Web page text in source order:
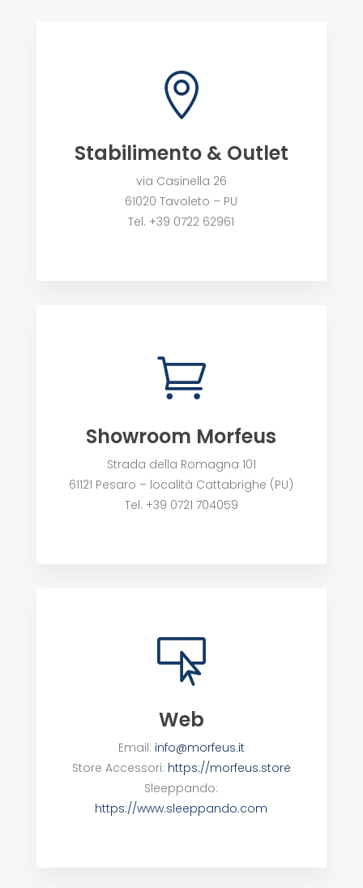

Stabilimento & Outlet
via Casinella 26
61020 Tavoleto – PU
Tel. +39 0722 62961

Showroom Morfeus
Strada della Romagna 101
61121 Pesaro – località Cattabrighe (PU)
Tel. +39 0721 704059

Web
Email: info@morfeus.it
Store Accessori: https://morfeus.store
Sleeppando:
https://www.sleeppando.com